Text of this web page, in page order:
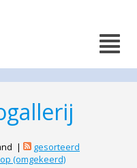
|
gesorteerd
(omgekeerd)